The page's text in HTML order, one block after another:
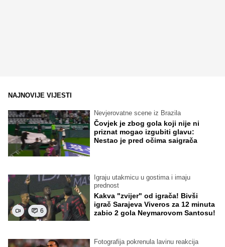
NAJNOVIJE VIJESTI
Nevjerovatne scene iz Brazila
Čovjek je zbog gola koji nije ni
priznat mogao izgubiti glavu:
Nestao je pred očima saigrača
6
Igraju utakmicu u gostima i imaju
prednost
Kakva "zvijer" od igrača! Bivši
igrač Sarajeva Viveros za 12 minuta
zabio 2 gola Neymarovom Santosu!
Fotografija pokrenula lavinu reakcija